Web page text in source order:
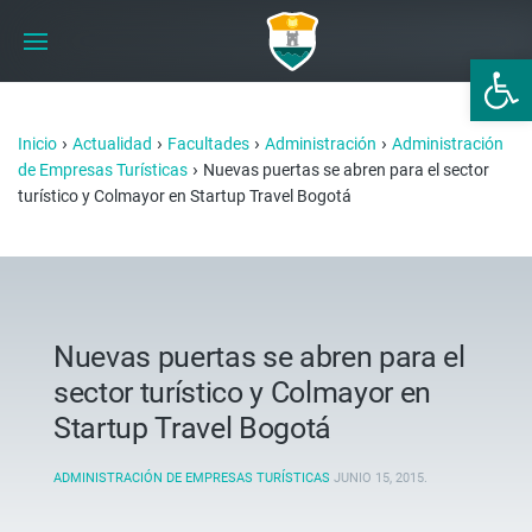
Abrir
Inicio › Actualidad › Facultades › Administración › Administración
de Empresas Turísticas › Nuevas puertas se abren para el sector
turístico y Colmayor en Startup Travel Bogotá
Nuevas puertas se abren para el
sector turístico y Colmayor en
Startup Travel Bogotá
ADMINISTRACIÓN DE EMPRESAS TURÍSTICAS JUNIO 15, 2015.